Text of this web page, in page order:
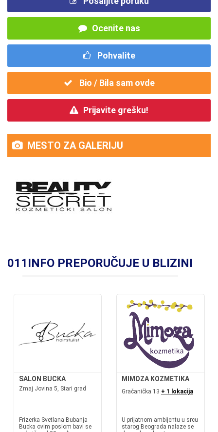
Ocenite nas
Pohvalite
Bio / Bila sam ovde
Prijavite grešku!
MESTO ZA GALERIJU
011INFO PREPORUČUJE U BLIZINI
SALON BUCKA
Zmaj Jovina 5, Stari grad
Frizerka Svetlana Bubanja
Bucka ovim poslom bavi se
MIMOZA KOZMETIKA
Gračanička 13 + 1 lokacija
U prijatnom ambijentu u srcu
starog Beograda nalaze se